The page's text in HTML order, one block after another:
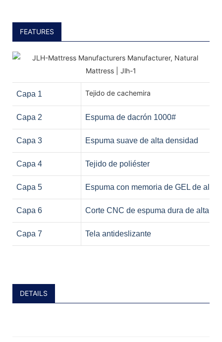
FEATURES
Capa 1 Tejido de cachemira
Capa 2 Espuma de dacrón 1000#
Capa 3 Espuma suave de alta densidad
Capa 4 Tejido de poliéster
Capa 5 Espuma con memoria de GEL de alta
Capa 6 Corte CNC de espuma dura de alta
Capa 7 Tela antideslizante
DETAILS